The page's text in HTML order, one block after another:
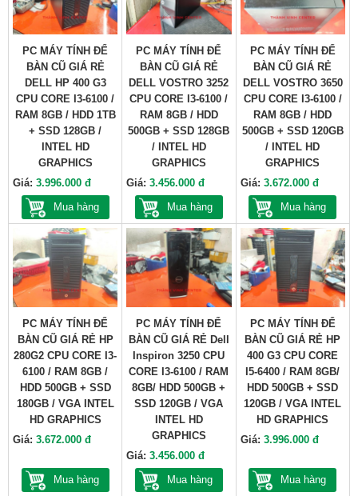
PC MÁY TÍNH ĐỂ
BÀN CŨ GIÁ RẺ
DELL HP 400 G3
CPU CORE I3-6100 /
RAM 8GB / HDD 1TB
+ SSD 128GB /
INTEL HD
GRAPHICS
Giá: 3.996.000 đ
Mua hàng
PC MÁY TÍNH ĐỂ
BÀN CŨ GIÁ RẺ
DELL VOSTRO 3252
CPU CORE I3-6100 /
RAM 8GB / HDD
500GB + SSD 128GB
/ INTEL HD
GRAPHICS
Giá:3.456.000 đ
Mua hàng
PC MÁY TÍNH ĐỂ
BÀN CŨ GIÁ RẺ
DELL VOSTRO 3650
CPU CORE I3-6100 /
RAM 8GB / HDD
500GB + SSD 120GB
/ INTEL HD
GRAPHICS
Giá: 3.672.000 đ
Mua hàng
PC MÁY TÍNH ĐỂ
BÀN CŨ GIÁ RẺ HP
280G2 CPU CORE I3-
6100 / RAM 8GB /
HDD 500GB + SSD
180GB / VGA INTEL
HD GRAPHICS
Giá: 3.672.000 đ
Mua hàng
PC MÁY TÍNH ĐỂ
BÀN CŨ GIÁ RẺ Dell
Inspiron 3250 CPU
CORE I3-6100 / RAM
8GB/ HDD 500GB +
SSD 120GB / VGA
INTEL HD
GRAPHICS
Giá:3.456.000 đ
Mua hàng
PC MÁY TÍNH ĐỂ
BÀN CŨ GIÁ RẺ HP
400 G3 CPU CORE
I5-6400 / RAM 8GB/
HDD 500GB + SSD
120GB / VGA INTEL
HD GRAPHICS
Giá: 3.996.000 đ
Mua hàng